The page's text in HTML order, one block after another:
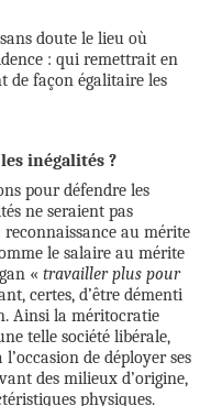
doute le lieu où
: qui remettrait en
de façon égalitaire les
inégalités ?
pour défendre les
ne seraient pas
au mérite
le salaire au mérite
« travailler plus pour
certes, d’être démenti
Ainsi la méritocratie
telle société libérale,
de déployer ses
des milieux d’origine,
physiques.